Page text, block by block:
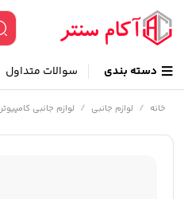
دسته بندی سوالات متداول
خانه / لوازم جانبی / لوازم جانبی کامپیوتر